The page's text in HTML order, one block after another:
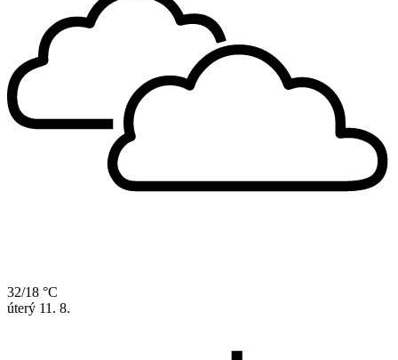
32/18 °C
úterý 11. 8.